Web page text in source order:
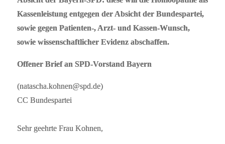
Kassenleistung entgegen der Absicht der Bundespartei,
sowie gegen Patienten-, Arzt- und Kassen-Wunsch,
sowie wissenschaftlicher Evidenz abschaffen.
Offener Brief an SPD-Vorstand Bayern
(natascha.kohnen@spd.de)
CC Bundespartei
Sehr geehrte Frau Kohnen,